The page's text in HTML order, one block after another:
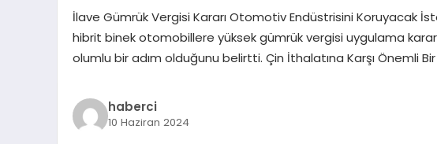
İlave Gümrük Vergisi Kararı Otomotiv Endüstrisini Koruyacak
hibrit binek otomobillere yüksek gümrük vergisi uygulama
olumlu bir adım olduğunu belirtti. Çin İthalatına Karşı Önemli
haberci
10 Haziran 2024